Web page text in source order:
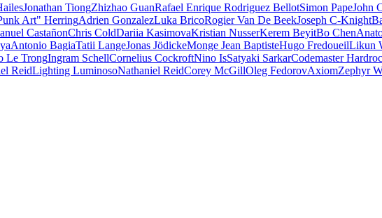
Jonathan TiongZhizhao GuanRafael Enrique Rodriguez BellotSimon PapeJohn
Art" HerringAdrien GonzalezLuka BricoRogier Van De BeekJoseph C-Knight
CastañonChris ColdDariia KasimovaKristian NusserKerem BeyitBo Chen
Antonio BagiaTatii LangeJonas JödickeMonge Jean BaptisteHugo FredoueilLikun
Le TrongIngram SchellCornelius CockroftNino IsSatyaki SarkarCodemaster
ReidLighting LuminosoNathaniel ReidCorey McGillOleg FedorovAxiomZephyr